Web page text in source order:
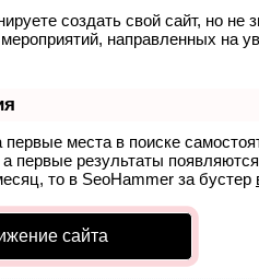
создать свой сайт, но не
направленных на
места в поиске
первые результаты
то в SeoHammer за бустер
сайта